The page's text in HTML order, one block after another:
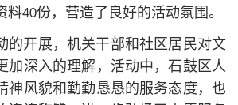
料40份，营造了良好的活动氛围。
的开展，机关干部和社区居民对文
加深入的理解，活动中，石鼓区人
神风貌和勤勤恳恳的服务态度，也